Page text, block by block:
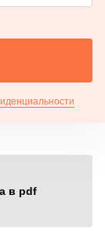
в pdf